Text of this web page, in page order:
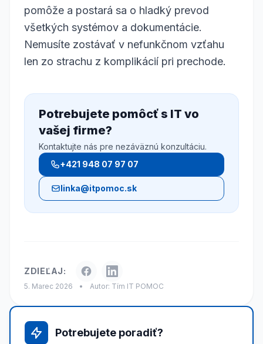
pomôže a postará sa o hladký prevod
všetkých systémov a dokumentácie.
Nemusíte zostávať v nefunkčnom vzťahu
len zo strachu z komplikácií pri prechode.
Potrebujete pomôcť s IT vo
vašej firme?
Kontaktujte nás pre nezáväznú konzultáciu.
+421 948 07 97 07
linka@itpomoc.sk
ZDIEĽAJ:
5. Marec 2026 • Autor: Tím IT POMOC
Potrebujete poradiť?